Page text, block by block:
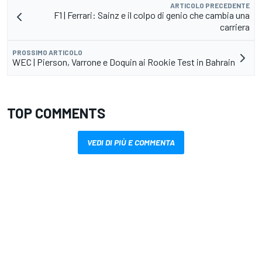
ARTICOLO PRECEDENTE
F1 | Ferrari: Sainz e il colpo di genio che cambia una
carriera
PROSSIMO ARTICOLO
WEC | Pierson, Varrone e Doquin ai Rookie Test in Bahrain
TOP COMMENTS
VEDI DI PIÙ E COMMENTA